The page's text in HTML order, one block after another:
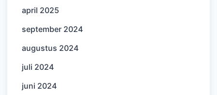
april 2025
september 2024
augustus 2024
juli 2024
juni 2024